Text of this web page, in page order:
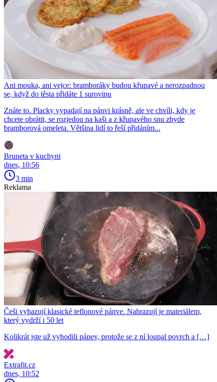
Ani mouka, ani vejce: bramboráky budou křupavé a nerozpadnou
se, když do těsta přidáte 1 surovinu
Znáte to. Placky vypadají na pánvi krásně, ale ve chvíli, kdy je
chcete obrátit, se rozjedou na kaši a z křupavého snu zbyde
bramborová omeleta. Většina lidí to řeší přidáním...
Bruneta v kuchyni
dnes, 10:56
3 min
Reklama
Češi vyhazují klasické teflonové pánve. Nahrazují je materiálem,
který vydrží i 50 let
Kolikrát jste už vyhodili pánev, protože se z ní loupal povrch a […]
Extrafit.cz
dnes, 10:52